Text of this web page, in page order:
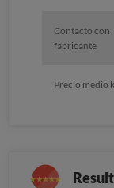
Contacto con
fabricante
Precio medio